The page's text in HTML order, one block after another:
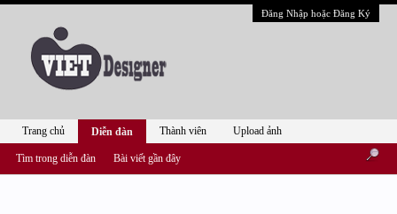
Đăng Nhập hoặc Đăng Ký
Trang chủ Diễn đàn
Tìm trong diễn đàn Bài viết gần đây
Thành viên Upload ảnh